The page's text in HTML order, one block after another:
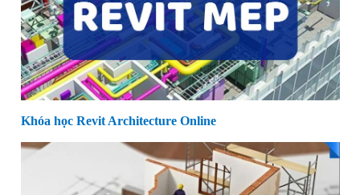
Khóa học Revit Architecture Online